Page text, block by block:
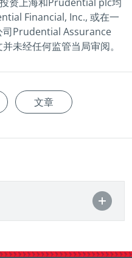
Financial, Inc., 或在一
司Prudential Assurance
未经任何监管当局审阅。
文章